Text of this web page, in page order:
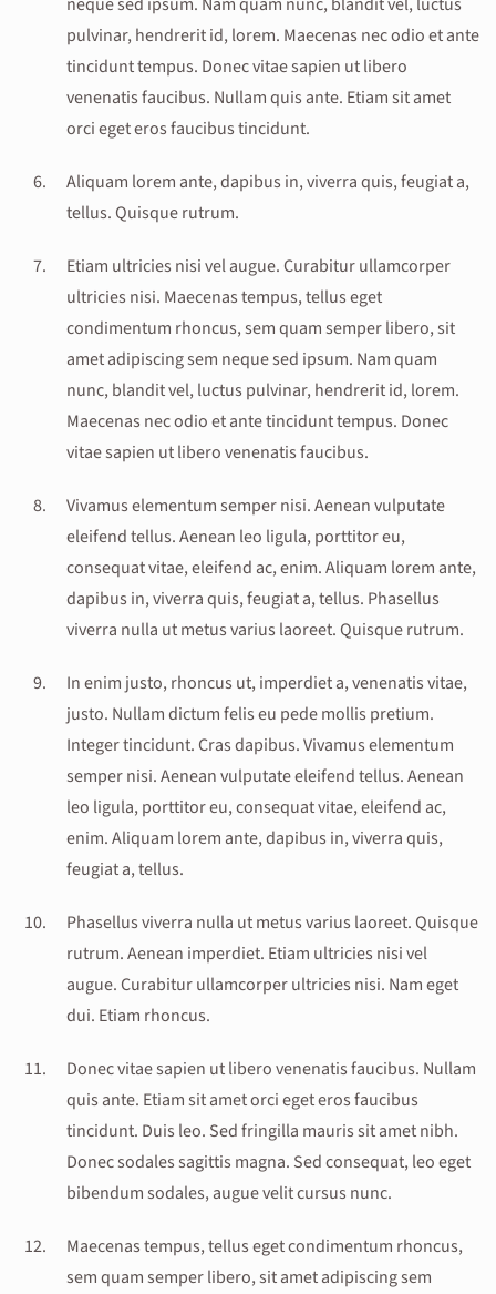
pulvinar, hendrerit id, lorem. Maecenas nec odio et ante
tincidunt tempus. Donec vitae sapien ut libero
venenatis faucibus. Nullam quis ante. Etiam sit amet
orci eget eros faucibus tincidunt.
Aliquam lorem ante, dapibus in, viverra quis, feugiat a,
tellus. Quisque rutrum.
Etiam ultricies nisi vel augue. Curabitur ullamcorper
ultricies nisi. Maecenas tempus, tellus eget
condimentum rhoncus, sem quam semper libero, sit
amet adipiscing sem neque sed ipsum. Nam quam
nunc, blandit vel, luctus pulvinar, hendrerit id, lorem.
Maecenas nec odio et ante tincidunt tempus. Donec
vitae sapien ut libero venenatis faucibus.
Vivamus elementum semper nisi. Aenean vulputate
eleifend tellus. Aenean leo ligula, porttitor eu,
consequat vitae, eleifend ac, enim. Aliquam lorem ante,
dapibus in, viverra quis, feugiat a, tellus. Phasellus
viverra nulla ut metus varius laoreet. Quisque rutrum.
In enim justo, rhoncus ut, imperdiet a, venenatis vitae,
justo. Nullam dictum felis eu pede mollis pretium.
Integer tincidunt. Cras dapibus. Vivamus elementum
semper nisi. Aenean vulputate eleifend tellus. Aenean
leo ligula, porttitor eu, consequat vitae, eleifend ac,
enim. Aliquam lorem ante, dapibus in, viverra quis,
feugiat a, tellus.
Phasellus viverra nulla ut metus varius laoreet. Quisque
rutrum. Aenean imperdiet. Etiam ultricies nisi vel
augue. Curabitur ullamcorper ultricies nisi. Nam eget
dui. Etiam rhoncus.
Donec vitae sapien ut libero venenatis faucibus. Nullam
quis ante. Etiam sit amet orci eget eros faucibus
tincidunt. Duis leo. Sed fringilla mauris sit amet nibh.
Donec sodales sagittis magna. Sed consequat, leo eget
bibendum sodales, augue velit cursus nunc.
Maecenas tempus, tellus eget condimentum rhoncus,
sem quam semper libero, sit amet adipiscing sem